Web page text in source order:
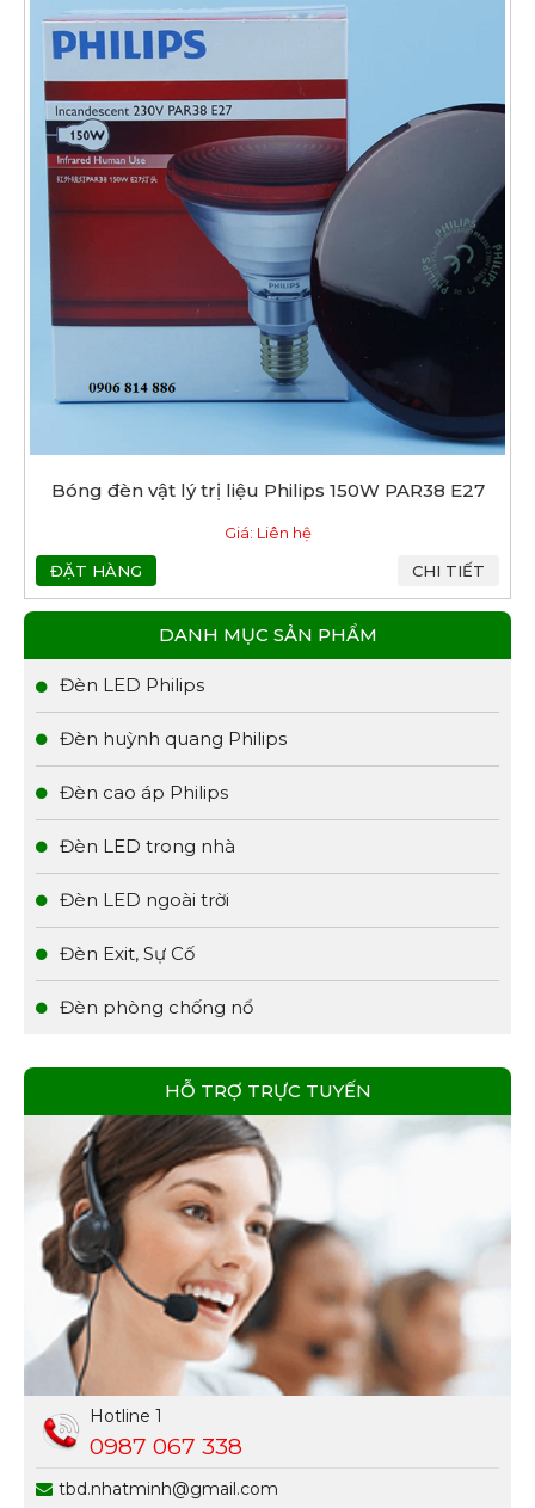
Bóng đèn vật lý trị liệu Philips 150W PAR38 E27
Giá: Liên hệ
ĐẶT HÀNG
CHI TIẾT
DANH MỤC SẢN PHẨM
Đèn LED Philips
Đèn huỳnh quang Philips
Đèn cao áp Philips
Đèn LED trong nhà
Đèn LED ngoài trời
Đèn Exit, Sự Cố
Đèn phòng chống nổ
HỖ TRỢ TRỰC TUYẾN
Hotline 1
0987 067 338
tbd.nhatminh@gmail.com